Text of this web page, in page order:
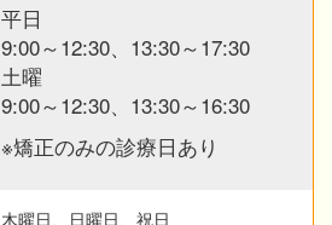
平日
9:00～12:30、13:30～17:30
土曜
9:00～12:30、13:30～16:30
※矯正のみの診療日あり
木曜日、日曜日、祝日